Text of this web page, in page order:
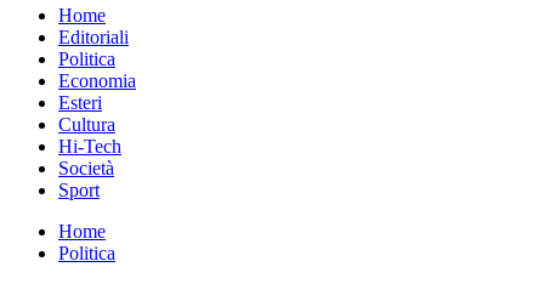
Home
Editoriali
Politica
Economia
Esteri
Cultura
Hi-Tech
Società
Sport
Home
Politica